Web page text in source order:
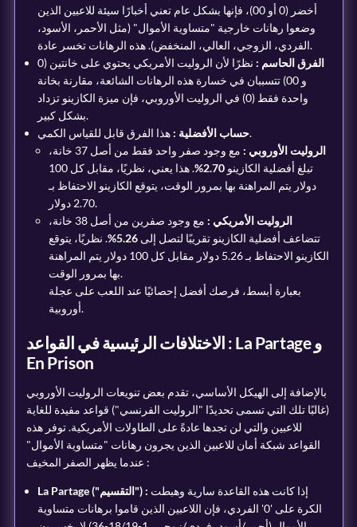
أخضر (0 أو 00)، فإنها بشكل عام تعني أخبارًا سيئة للاعبين الذين
وضعوا رهانات خارجية "متساوية الأموال" (مثل الأحمر، الأسود،
الفردي، الزوجي، العالي، المنخفض). هذه الرهانات تخسر عادة.
الفرق الحاسم :
نظرًا لأن الروليت الأمريكي يحتوي على خانتين (0
و 00) تتسببان في خسارة هذه الرهانات الشائعة، مقارنة بخانة
واحدة فقط (0) في الروليت الأوروبي، فإن ميزة الكازينو تزداد
بشكل كبير.
حساب الأفضلية :هذا الفرق قابل للقياس الكمي.
الروليت الأوروبي :
مع وجود صفر واحد فقط من أصل 37 خانة،
تبلغ أفضلية الكازينو2.70%
. هذا يعني، نظريًا، مقابل كل 100
دولار يتم المراهنة بها بمرور الوقت، يتوقع الكازينو الاحتفاظ بـ
2.70 دولار.
الروليت الأمريكي :
مع وجود صفرين من أصل 38 خانة،
تتضاعف أفضلية الكازينو تقريبًا لتصل إلى5.26%
. نظريًا، يتوقع
الكازينو الاحتفاظ بـ 5.26 دولار مقابل كل 100 دولار يتم المراهنة
بها بمرور الوقت.
بعبارة أبسط، فرصك أفضل إحصائيًا عند اللعب على عجلة
أوروبية.
الاختلافات الرئيسية في القواعد : La Partage و
En Prison
بالإضافة إلى الهيكل الأساسي، تقدم بعض تنويعات الروليت الأوروبي
(غالبًا تلك التي تسمى تحديدًا "الروليت الفرنسي") قواعد مفيدة للغاية
للاعبين والتي لن تجدها عادةً على الطاولات الأمريكية. توفر هذه
القواعد شبكة أمان للاعبين الذين يجرون رهانات "متساوية الأموال"
عندما يظهر الصفر المخيف :
La Partage ("التقسيم") :
الكرة على '0' الفردي، فإن اللاعبين الذين قاموا برهانات متساوية